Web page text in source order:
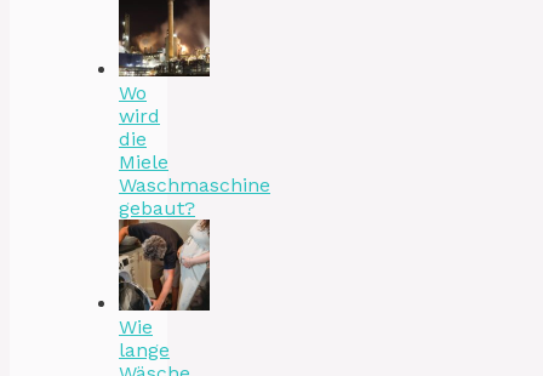
Wo
wird
die
Miele
Waschmaschine
gebaut?
Wie
lange